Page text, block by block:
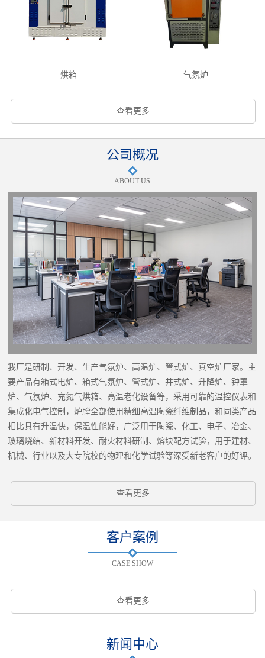
烘箱 气氛炉
查看更多
公司概况
ABOUT US
我厂是研制、开发、生产气氛炉、高温炉、管式炉、真空炉厂家。主
要产品有箱式电炉、箱式气氛炉、管式炉、井式炉、升降炉、钟罩
炉、气氛炉、充氮气烘箱、高温老化设备等，采用可靠的温控仪表和
集成化电气控制，炉膛全部使用精细高温陶瓷纤维制品，和同类产品
相比具有升温快，保温性能好，广泛用于陶瓷、化工、电子、冶金、
玻璃烧结、新材料开发、耐火材料研制、熔块配方试验，用于建材、
机械、行业以及大专院校的物理和化学试验等深受新老客户的好评。
查看更多
客户案例
CASE SHOW
查看更多
新闻中心